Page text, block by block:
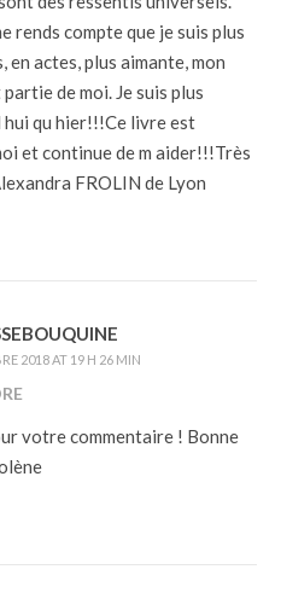
rends compte que je suis plus
en actes, plus aimante, mon
de moi. Je suis plus
qu hier!!!Ce livre est
et continue de m aider!!!Très
FROLIN de Lyon
2018 AT 19 H 26 MIN
votre commentaire ! Bonne